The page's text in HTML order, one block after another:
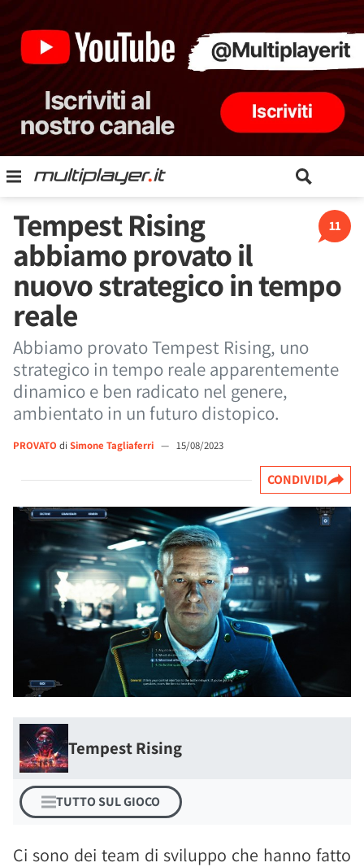
11
Tempest Rising
abbiamo provato il
nuovo strategico in tempo
reale
Abbiamo provato Tempest Rising, uno
strategico in tempo reale apparentemente
dinamico e ben radicato nel genere,
ambientato in un futuro distopico.
PROVATO di Simone Tagliaferri — 15/08/2023
CONDIVIDI
Tempest Rising
TUTTO SUL GIOCO
Ci sono dei team di sviluppo che hanno fatto